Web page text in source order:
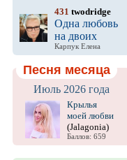
431 twodridge
Одна любовь
на двоих
Карпук Елена
Песня месяца
Июль 2026 года
Крылья
моей любви
(Jalagonia)
Баллов: 659